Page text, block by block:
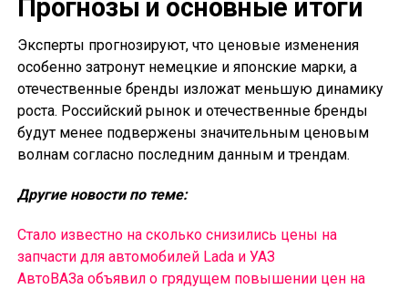
Прогнозы и основные итоги
Эксперты прогнозируют, что ценовые изменения
особенно затронут немецкие и японские марки, а
отечественные бренды изложат меньшую динамику
роста. Российский рынок и отечественные бренды
будут менее подвержены значительным ценовым
волнам согласно последним данным и трендам.
Другие новости по теме:
Стало известно на сколько снизились цены на
запчасти для автомобилей Lada и УАЗ
АвтоВАЗа объявил о грядущем повышении цен на